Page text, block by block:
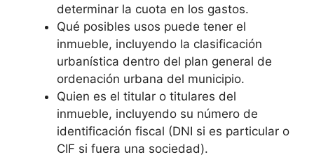
determinar la cuota en los gastos.
Qué posibles usos puede tener el
inmueble, incluyendo la clasificación
urbanística dentro del plan general de
ordenación urbana del municipio.
Quien es el titular o titulares del
inmueble, incluyendo su número de
identificación fiscal (DNI si es particular o
CIF si fuera una sociedad).